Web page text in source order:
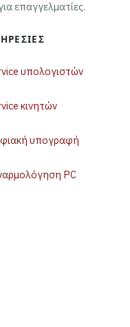
επαγγελματίες.
υπολογιστών
κινητών
υπογραφή
PC